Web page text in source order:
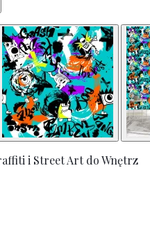
i Street Art do Wnętrz